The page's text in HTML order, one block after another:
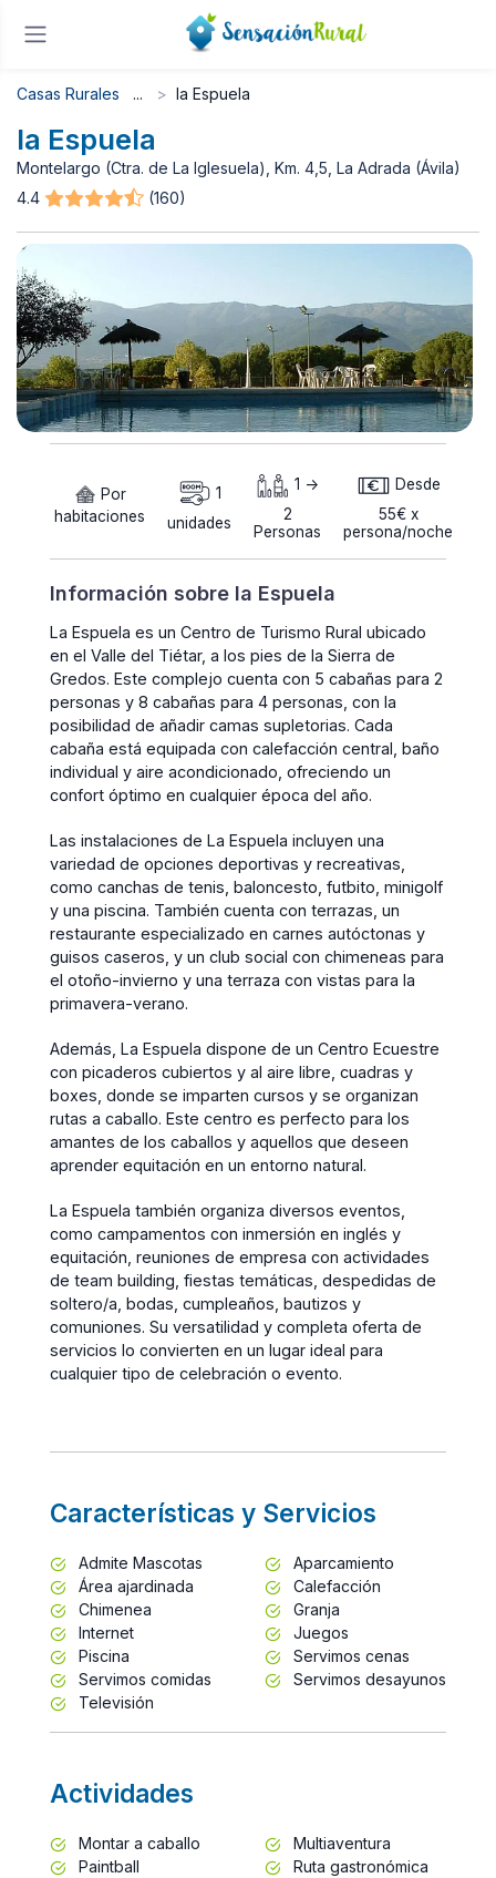
Casas Rurales la Espuela
la Espuela
Montelargo (Ctra. de La Iglesuela), Km. 4,5, La Adrada (Ávila)
4.4
(160)
Por
habitaciones
1
unidades
1 ->
2
Personas
Desde
55€ x
persona/noche
Información sobre la Espuela
La Espuela es un Centro de Turismo Rural ubicado
en el Valle del Tiétar, a los pies de la Sierra de
Gredos. Este complejo cuenta con 5 cabañas para 2
personas y 8 cabañas para 4 personas, con la
posibilidad de añadir camas supletorias. Cada
cabaña está equipada con calefacción central, baño
individual y aire acondicionado, ofreciendo un
confort óptimo en cualquier época del año.
Las instalaciones de La Espuela incluyen una
variedad de opciones deportivas y recreativas,
como canchas de tenis, baloncesto, futbito, minigolf
y una piscina. También cuenta con terrazas, un
restaurante especializado en carnes autóctonas y
guisos caseros, y un club social con chimeneas para
el otoño-invierno y una terraza con vistas para la
primavera-verano.
Además, La Espuela dispone de un Centro Ecuestre
con picaderos cubiertos y al aire libre, cuadras y
boxes, donde se imparten cursos y se organizan
rutas a caballo. Este centro es perfecto para los
amantes de los caballos y aquellos que deseen
aprender equitación en un entorno natural.
La Espuela también organiza diversos eventos,
como campamentos con inmersión en inglés y
equitación, reuniones de empresa con actividades
de team building, fiestas temáticas, despedidas de
soltero/a, bodas, cumpleaños, bautizos y
comuniones. Su versatilidad y completa oferta de
servicios lo convierten en un lugar ideal para
cualquier tipo de celebración o evento.
Características y Servicios
Admite Mascotas
Aparcamiento
Área ajardinada
Calefacción
Chimenea
Granja
Internet
Juegos
Piscina
Servimos cenas
Servimos comidas
Servimos desayunos
Televisión
Actividades
Montar a caballo
Multiaventura
Paintball
Ruta gastronómica